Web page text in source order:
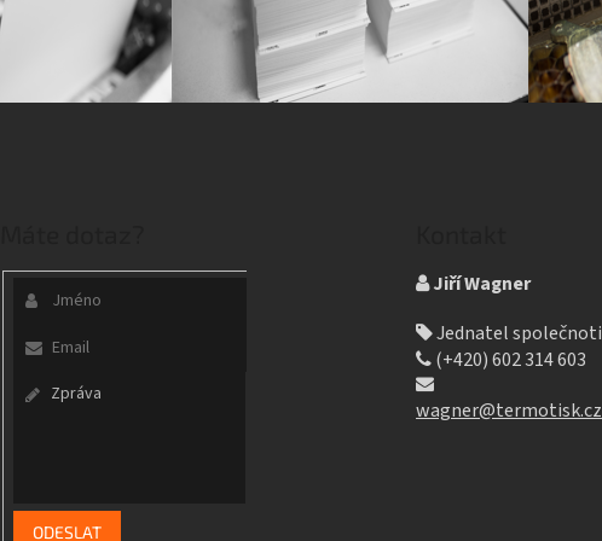
Jiří Wagner
Jednatel společnoti
(+420) 602 314 603
wagner@termotisk.cz